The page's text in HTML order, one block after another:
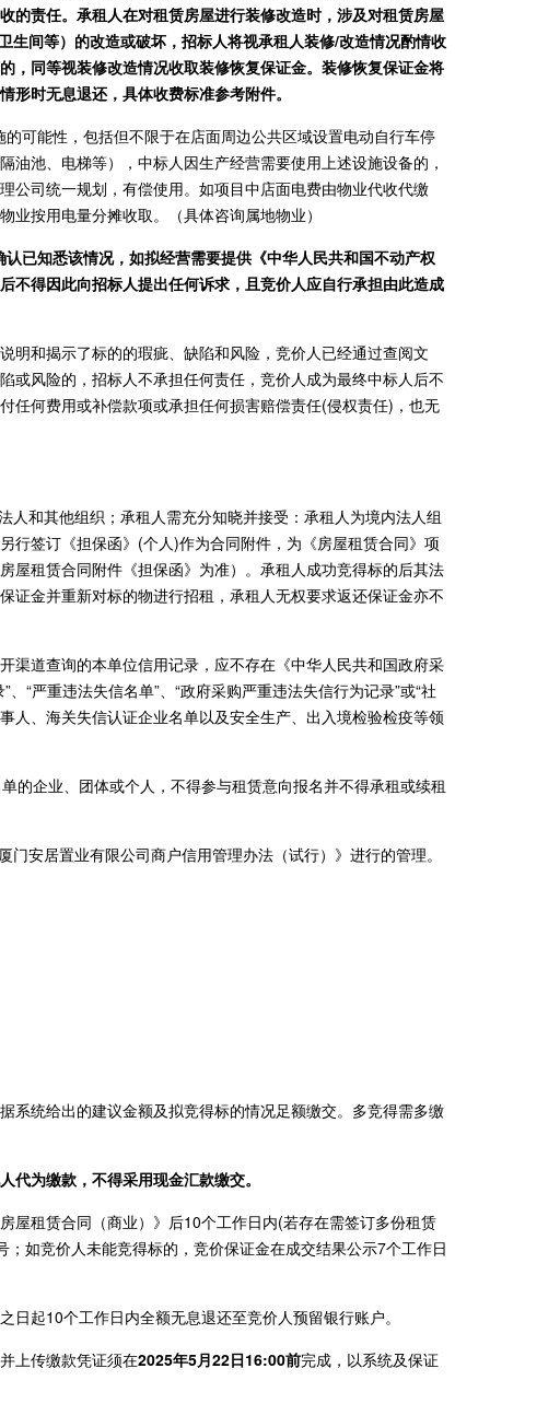
的责任。承租人在对租赁房屋进行装修改造时，涉及对租赁房屋
间等）的改造或破坏，招标人将视承租人装修/改造情况酌情收
，同等视装修改造情况收取装修恢复保证金。装修恢复保证金将
时无息退还，具体收费标准参考附件。
可能性，包括但不限于在店面周边公共区域设置电动自行车停
池、电梯等），中标人因生产经营需要使用上述设施设备的，
公司统一规划，有偿使用。如项目中店面电费由物业代收代缴
按用电量分摊收取。（具体咨询属地物业）
已知悉该情况，如拟经营需要提供《中华人民共和国不动产权
不得因此向招标人提出任何诉求，且竞价人应自行承担由此造成
明和揭示了标的的瑕疵、缺陷和风险，竞价人已经通过查阅文
或风险的，招标人不承担任何责任，竞价人成为最终中标人后不
任何费用或补偿款项或承担任何损害赔偿责任(侵权责任)，也无
和其他组织；承租人需充分知晓并接受：承租人为境内法人组
行签订《担保函》(个人)作为合同附件，为《房屋租赁合同》项
屋租赁合同附件《担保函》为准）。承租人成功竞得标的后其法
证金并重新对标的物进行招租，承租人无权要求返还保证金亦不
渠道查询的本单位信用记录，应不存在《中华人民共和国政府采
“严重违法失信名单”、“政府采购严重违法失信行为记录”或“社
人、海关失信认证企业名单以及安全生产、出入境检验检疫等领
的企业、团体或个人，不得参与租赁意向报名并不得承租或续租
安居置业有限公司商户信用管理办法（试行）》进行的管理。
统给出的建议金额及拟竞得标的情况足额缴交。多竞得需多缴
为缴款，不得采用现金汇款缴交。
租赁合同（商业）》后10个工作日内(若存在需签订多份租赁
如竞价人未能竞得标的，竞价保证金在成交结果公示7个工作日
起10个工作日内全额无息退还至竞价人预留银行账户。
上传缴款凭证须在2025年5月22日16:00前完成，以系统及保证